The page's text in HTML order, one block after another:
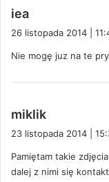
iea
z
26 listopada 2014 |
Nie mogę juz na te
miklik
z
e
23 listopada 2014 |
Pamiętam takie
dalej z nimi się